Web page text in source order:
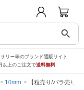
search
リー等のブランド通販サイト
以上のご注文で送料無料
10mm 【粒売り/バラ売り